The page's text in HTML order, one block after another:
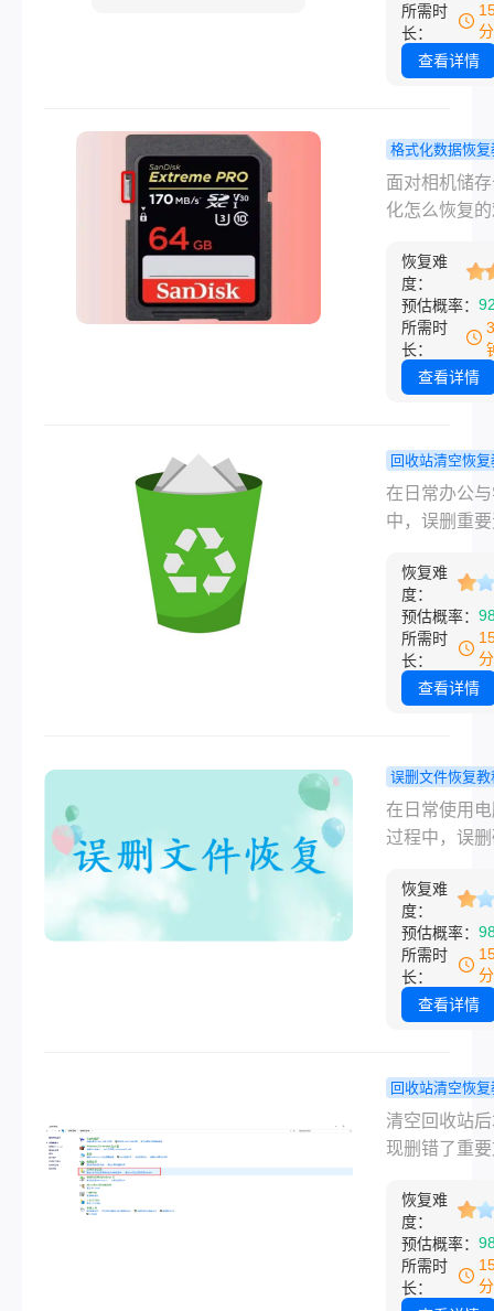
往会瞬间大
白。但从底
视角来看，
或 FAT32 文
里，清空回
没有立刻将
二进制数据
中彻底抹除
仅仅是干了
事：把文件
用的空间标
闲”。
所需时
长：
查看详情
格式化数据恢复
机储存卡格
么恢复：底
面对相机储
化怎么恢复
底层存储介
与数据分离”
上。当相机
储存卡执行
速格式化”时
（FAT/
中的目录索
原本存储数
入”状态，而
片、视频等
据依然完整
存芯片中。
恢复难
度：
预估概率：
所需时
长：
查看详情
回收站清空恢
笔记本电脑
站删除的文
据恢复全指
在日常办公
中，误删重
状况。掌握
电脑回收站
文件怎么恢
关键技能，
金时间内最
账目，了解
数据恢复原
确操作流程
盲目尝试更
这直接决定
能否被完整
恢复难
度：
预估概率：
所需时
长：
查看详情
误删文件恢复教
何恢复硬盘
删的文件？
问题！
在日常使用
过程中，误
见而又令人
问题。这些
能包含重要
文档、珍贵
片、视频回
过一系列科
的方法和工
们仍有机会
文将为您详
如何恢复硬
删的文件，
挽回宝贵的
恢复难
度：
预估概率：
所需时
长：
查看详情
回收站清空恢
Win10清空
站后文件还
实测有效！
清空回收站
现删错了重
人都遇到过
反应往往是
觉得文件彻
了。其实
恢复难
度：
预估概率：
所需时
长：